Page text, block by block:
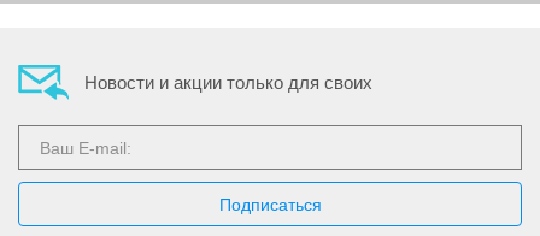
приборы
Новости и акции только для своих